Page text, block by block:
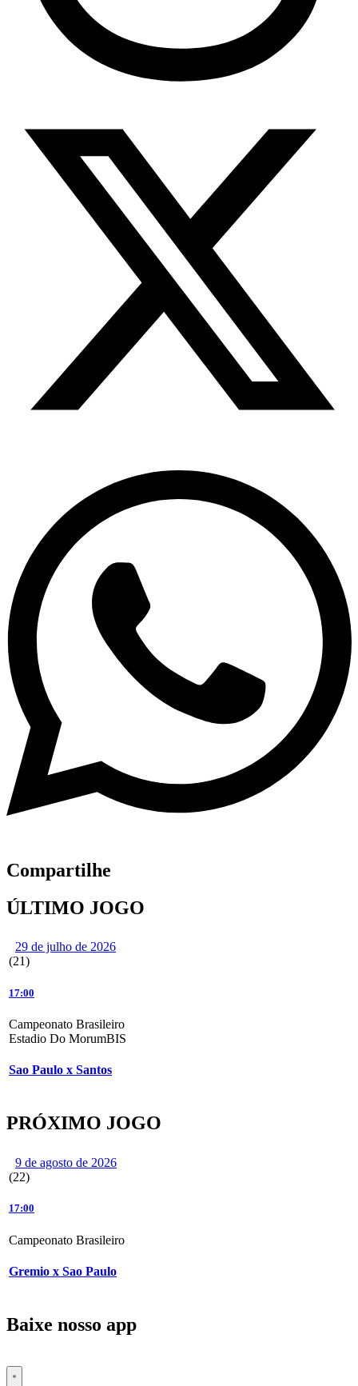
Compartilhe
ÚLTIMO JOGO
29 de julho de 2026
(21)
17:00
Campeonato Brasileiro
Estadio Do MorumBIS
Sao Paulo x Santos
PRÓXIMO JOGO
9 de agosto de 2026
(22)
17:00
Campeonato Brasileiro
Gremio x Sao Paulo
Baixe nosso app